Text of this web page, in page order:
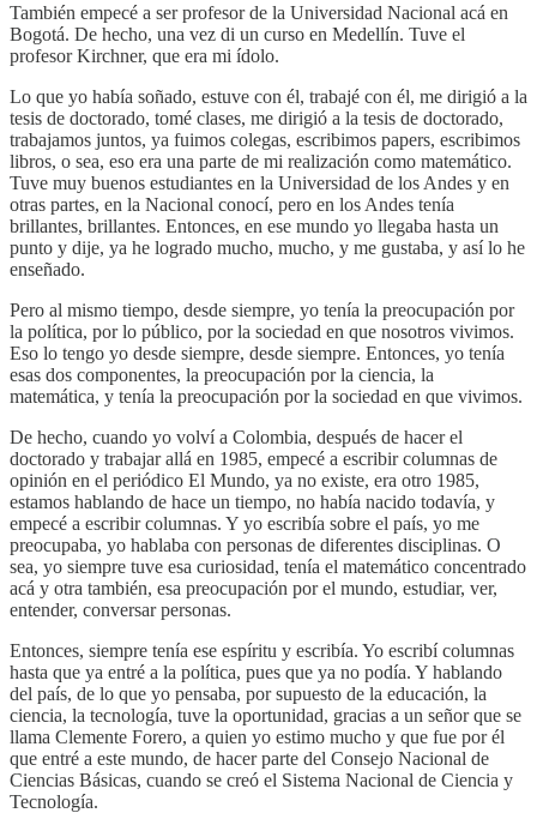
También empecé a ser profesor de la Universidad Nacional acá en
Bogotá. De hecho, una vez di un curso en Medellín. Tuve el
profesor Kirchner, que era mi ídolo.
Lo que yo había soñado, estuve con él, trabajé con él, me dirigió a la
tesis de doctorado, tomé clases, me dirigió a la tesis de doctorado,
trabajamos juntos, ya fuimos colegas, escribimos papers, escribimos
libros, o sea, eso era una parte de mi realización como matemático.
Tuve muy buenos estudiantes en la Universidad de los Andes y en
otras partes, en la Nacional conocí, pero en los Andes tenía
brillantes, brillantes. Entonces, en ese mundo yo llegaba hasta un
punto y dije, ya he logrado mucho, mucho, y me gustaba, y así lo he
enseñado.
Pero al mismo tiempo, desde siempre, yo tenía la preocupación por
la política, por lo público, por la sociedad en que nosotros vivimos.
Eso lo tengo yo desde siempre, desde siempre. Entonces, yo tenía
esas dos componentes, la preocupación por la ciencia, la
matemática, y tenía la preocupación por la sociedad en que vivimos.
De hecho, cuando yo volví a Colombia, después de hacer el
doctorado y trabajar allá en 1985, empecé a escribir columnas de
opinión en el periódico El Mundo, ya no existe, era otro 1985,
estamos hablando de hace un tiempo, no había nacido todavía, y
empecé a escribir columnas. Y yo escribía sobre el país, yo me
preocupaba, yo hablaba con personas de diferentes disciplinas. O
sea, yo siempre tuve esa curiosidad, tenía el matemático concentrado
acá y otra también, esa preocupación por el mundo, estudiar, ver,
entender, conversar personas.
Entonces, siempre tenía ese espíritu y escribía. Yo escribí columnas
hasta que ya entré a la política, pues que ya no podía. Y hablando
del país, de lo que yo pensaba, por supuesto de la educación, la
ciencia, la tecnología, tuve la oportunidad, gracias a un señor que se
llama Clemente Forero, a quien yo estimo mucho y que fue por él
que entré a este mundo, de hacer parte del Consejo Nacional de
Ciencias Básicas, cuando se creó el Sistema Nacional de Ciencia y
Tecnología.